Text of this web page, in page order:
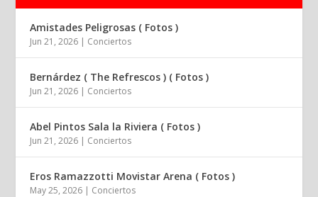
Amistades Peligrosas ( Fotos )
Jun 21, 2026 | Conciertos
Bernárdez ( The Refrescos ) ( Fotos )
Jun 21, 2026 | Conciertos
Abel Pintos Sala la Riviera ( Fotos )
Jun 21, 2026 | Conciertos
Eros Ramazzotti Movistar Arena ( Fotos )
May 25, 2026 | Conciertos